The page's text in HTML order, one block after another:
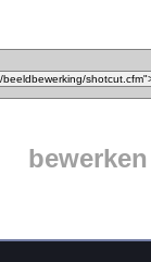
bewerken